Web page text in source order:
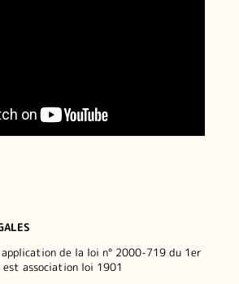
de la loi n° 2000-719 du 1er
association loi 1901